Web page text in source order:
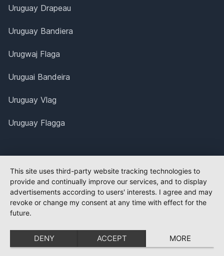
Uruguay Drapeau
Uruguay Bandiera
Urugwaj Flaga
Uruguai Bandeira
Uruguay Vlag
Uruguay Flagga
This site uses third-party website tracking technologies to
provide and continually improve our services, and to display
advertisements according to users' interests. I agree and may
revoke or change my consent at any time with effect for the
future.
DENY ACCEPT MORE